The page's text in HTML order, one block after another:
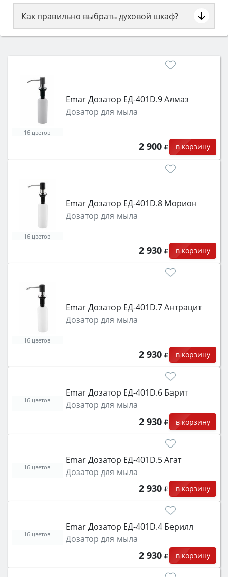
Как правильно выбрать духовой шкаф?
Сначала определитесь с типом (газовый или
затем смотрите на объём 50–70 л для семьи,
функции (конвекция, гриль, самоочистка,
защита от детей).Emar Дозатор ЕД-401D.9 Алмаз
Дозатор для мыла
2 900 в корзину
16 цветов
Emar Дозатор ЕД-401D.8 Морион
Дозатор для мыла
2 930 в корзину
16 цветов
Emar Дозатор ЕД-401D.7 Антрацит
Дозатор для мыла
2 930 в корзину
16 цветов
Emar Дозатор ЕД-401D.6 Барит
Дозатор для мыла
2 930 в корзину
16 цветов
Emar Дозатор ЕД-401D.5 Агат
Дозатор для мыла
2 930 в корзину
16 цветов
Emar Дозатор ЕД-401D.4 Берилл
Дозатор для мыла
2 930 в корзину
16 цветов